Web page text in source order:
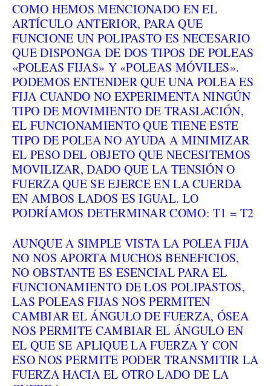
COMO HEMOS MENCIONADO EN EL
ARTÍCULO ANTERIOR, PARA QUE
FUNCIONE UN POLIPASTO ES NECESARIO
QUE DISPONGA DE DOS TIPOS DE POLEAS
«POLEAS FIJAS» Y «POLEAS MÓVILES».
PODEMOS ENTENDER QUE UNA POLEA ES
FIJA CUANDO NO EXPERIMENTA NINGÚN
TIPO DE MOVIMIENTO DE TRASLACIÓN,
EL FUNCIONAMIENTO QUE TIENE ESTE
TIPO DE POLEA NO AYUDA A MINIMIZAR
EL PESO DEL OBJETO QUE NECESITEMOS
MOVILIZAR, DADO QUE LA TENSIÓN O
FUERZA QUE SE EJERCE EN LA CUERDA
EN AMBOS LADOS ES IGUAL. LO
PODRÍAMOS DETERMINAR COMO: T1 = T2
AUNQUE A SIMPLE VISTA LA POLEA FIJA
NO NOS APORTA MUCHOS BENEFICIOS,
NO OBSTANTE ES ESENCIAL PARA EL
FUNCIONAMIENTO DE LOS POLIPASTOS,
LAS POLEAS FIJAS NOS PERMITEN
CAMBIAR EL ÁNGULO DE FUERZA, ÓSEA
NOS PERMITE CAMBIAR EL ÁNGULO EN
EL QUE SE APLIQUE LA FUERZA Y CON
ESO NOS PERMITE PODER TRANSMITIR LA
FUERZA HACIA EL OTRO LADO DE LA